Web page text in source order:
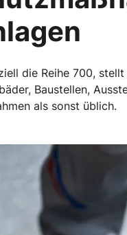
die Reihe 700,
Baustellen,
als sonst üblich.